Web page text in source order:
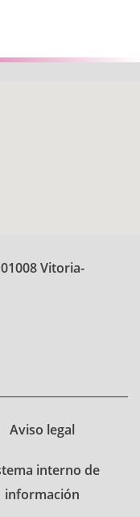
Vitoria-
Aviso legal
interno de
información